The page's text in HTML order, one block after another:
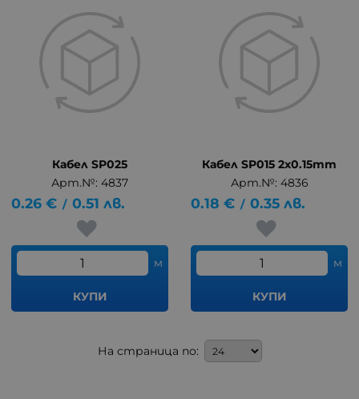
Кабел SP025
Арт.№: 4837
0.26 € / 0.51 лв.
м
КУПИ
Кабел SP015 2x0.15mm
Арт.№: 4836
0.18 € / 0.35 лв.
м
КУПИ
На страница по: